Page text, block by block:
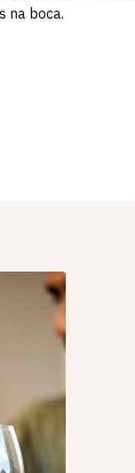
na boca.